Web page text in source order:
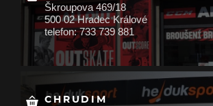
Škroupova 469/18
500 02 Hradec Králové
telefon: 733 739 881
CHRUDIM